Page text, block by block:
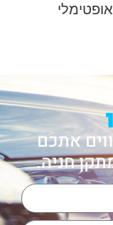
אתכם
חניה.